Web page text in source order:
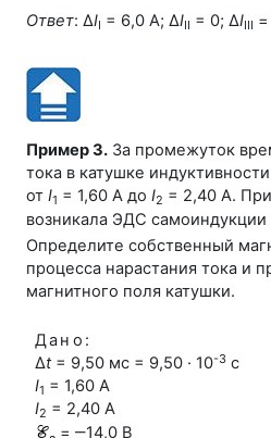
Ответ: ΔII = 6,0 А; ΔIII = 0; ΔIIII =
Пример 3. За промежуток
тока в катушке
от I1 = 1,60 А до I2 = 2,40 А.
возникала ЭДС самоиндукции
Определите собственный
процесса нарастания тока и
магнитного поля катушки.
Дано:
Δt= 9,50 мс = 9,50 · 10-3 с
I1 = 1,60 А
I2 = 2,40 А
= ‒14,0 В